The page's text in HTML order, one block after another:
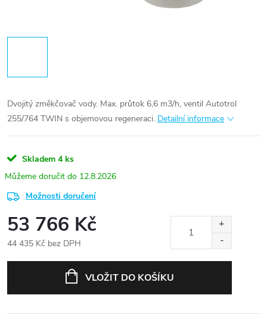
Dvojitý změkčovač vody. Max. průtok 6,6 m3/h, ventil Autotrol
255/764 TWIN s objemovou regeneraci. Detailní informace
Skladem 4 ks
12.8.2026
Možnosti doručení
53 766 Kč
44 435 Kč bez DPH
VLOŽIT DO KOŠÍKU